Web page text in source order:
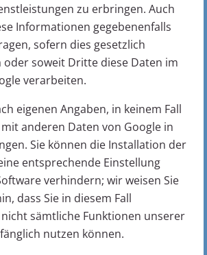
zu erbringen. Auch
Informationen gegebenenfalls
sofern dies gesetzlich
soweit Dritte diese Daten im
verarbeiten.
eigenen Angaben, in keinem Fall
anderen Daten von Google in
Sie können die Installation der
entsprechende Einstellung
verhindern; wir weisen Sie
dass Sie in diesem Fall
sämtliche Funktionen unserer
nutzen können.